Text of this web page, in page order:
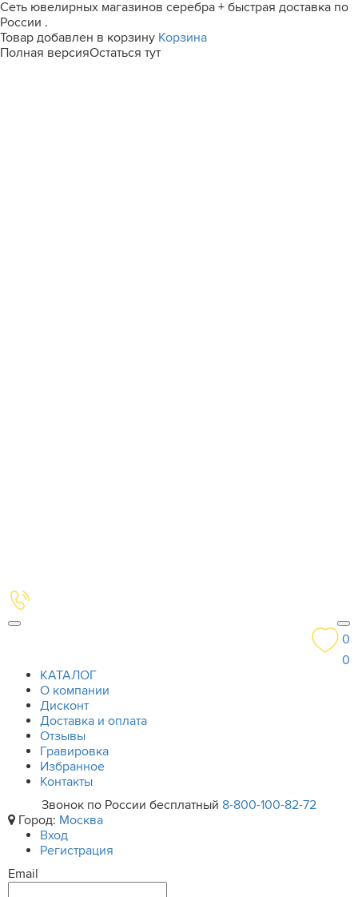
Сеть ювелирных магазинов серебра + быстрая доставка по
России .
Товар добавлен в корзину Корзина
Полная версияОстаться тут
0
0
КАТАЛОГ
О компании
Дисконт
Доставка и оплата
Отзывы
Гравировка
Избранное
Контакты
Звонок по России бесплатный 8-800-100-82-72
Город: Москва
Вход
Регистрация
Email